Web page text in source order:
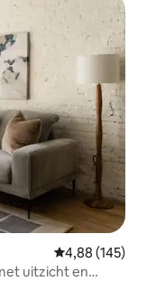
Gemiddelde
4,88 (145)
uitzicht en